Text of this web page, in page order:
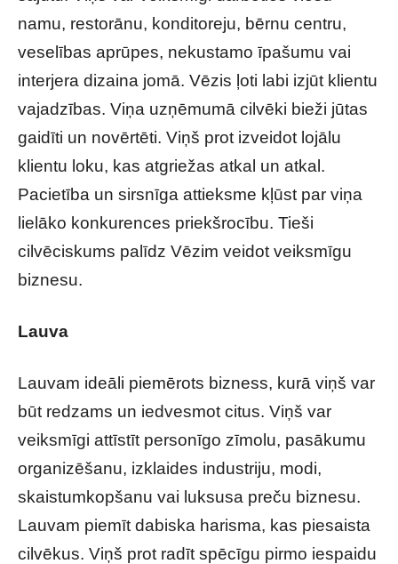
namu, restorānu, konditoreju, bērnu centru,
veselības aprūpes, nekustamo īpašumu vai
interjera dizaina jomā. Vēzis ļoti labi izjūt klientu
vajadzības. Viņa uzņēmumā cilvēki bieži jūtas
gaidīti un novērtēti. Viņš prot izveidot lojālu
klientu loku, kas atgriežas atkal un atkal.
Pacietība un sirsnīga attieksme kļūst par viņa
lielāko konkurences priekšrocību. Tieši
cilvēciskums palīdz Vēzim veidot veiksmīgu
biznesu.
Lauva
Lauvam ideāli piemērots bizness, kurā viņš var
būt redzams un iedvesmot citus. Viņš var
veiksmīgi attīstīt personīgo zīmolu, pasākumu
organizēšanu, izklaides industriju, modi,
skaistumkopšanu vai luksusa preču biznesu.
Lauvam piemīt dabiska harisma, kas piesaista
cilvēkus. Viņš prot radīt spēcīgu pirmo iespaidu